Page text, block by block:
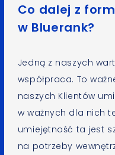
Co dalej z
w Bluerank?
Jedną z naszych
współpraca. To
naszych Klientów
w ważnych dla nich
umiejętność ta jest
na potrzeby